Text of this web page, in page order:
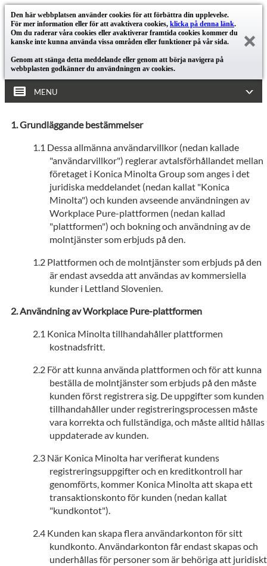
Den här webbplatsen använder cookies för att förbättra din upplevelse.
För mer information eller för att avaktivera cookies, klicka på denna länk.
Om du raderar våra cookies eller avaktiverar framtida cookies kommer du
kanske inte kunna använda vissa områden eller funktioner på vår sida.
Genom att stänga detta meddelande eller genom att börja navigera på
webbplasten godkänner du användningen av cookies.
MENU
Grundläggande bestämmelser
Dessa allmänna användarvillkor (nedan kallade
"användarvillkor") reglerar avtalsförhållandet mellan
företaget i Konica Minolta Group som anges i det
juridiska meddelandet (nedan kallat "Konica
Minolta") och kunden avseende användningen av
Workplace Pure-plattformen (nedan kallad
"plattformen") och bokning och användning av de
molntjänster som erbjuds på den.
Plattformen och de molntjänster som erbjuds på den
är endast avsedda att användas av kommersiella
kunder i Lettland Slovenien.
Användning av Workplace Pure-plattformen
Konica Minolta tillhandahåller plattformen
kostnadsfritt.
För att kunna använda plattformen och för att kunna
beställa de molntjänster som erbjuds på den måste
kunden först registrera sig. De uppgifter som kunden
tillhandahåller under registreringsprocessen måste
vara korrekta och fullständiga, och måste alltid hållas
uppdaterade av kunden.
När Konica Minolta har verifierat kundens
registreringsuppgifter och en kreditkontroll har
genomförts, kommer Konica Minolta att skapa ett
transaktionskonto för kunden (nedan kallat
"kundkontot").
Kunden kan skapa flera användarkonton för sitt
kundkonto. Användarkonton får endast skapas och
underhållas för personer som är behöriga att juridiskt